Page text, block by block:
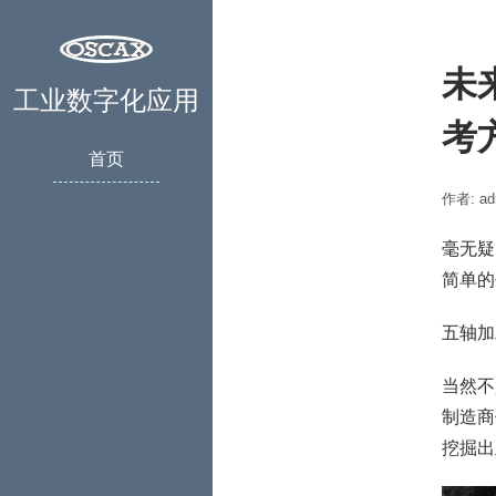
工业数字化应用
首页
未
考
作者:
毫无
简单
五轴
当然
制造
挖掘